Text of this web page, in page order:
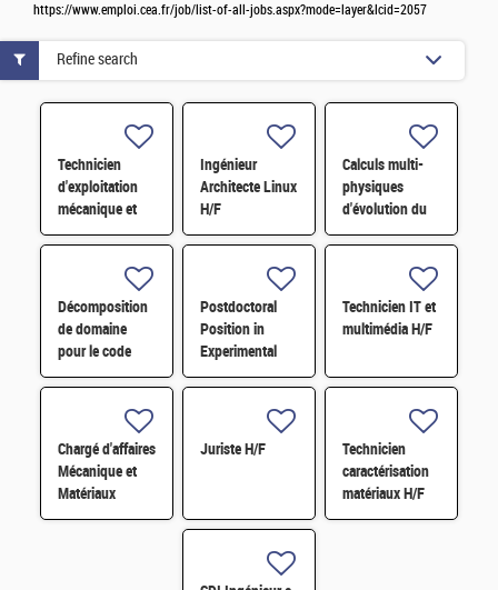
https://www.emploi.cea.fr/job/list-of-all-jobs.aspx?mode=layer&lcid=2057
Technicien
d'exploitation
mécanique et
fluides H/F
Ingénieur
Architecte Linux
H/F
Calculs multi-
physiques
d'évolution du
combustible à
réacteur par
simulation
Monte-Carlo
Décomposition
de domaine
pour le code
Monte-Carlo de
TRIPOLI-5 H/F
Postdoctoral
Position in
Experimental
and
Technicien IT et
multimédia H/F
Chargé d'affaires
Mécanique et
Matériaux
Juriste H/F
Technicien
caractérisation
matériaux H/F
Refine search